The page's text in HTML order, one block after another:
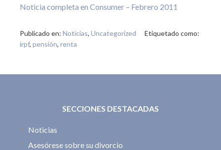
Noticia completa en Consumer – Febrero 2011
Publicado en: Noticias, Uncategorized
Etiquetado como:
irpf, pensión, renta
SECCIONES DESTACADAS
Noticias
Asesórese sobre su divorcio